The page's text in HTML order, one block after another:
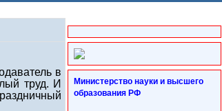
Министерство науки и высшего
образования РФ
в
труд. И